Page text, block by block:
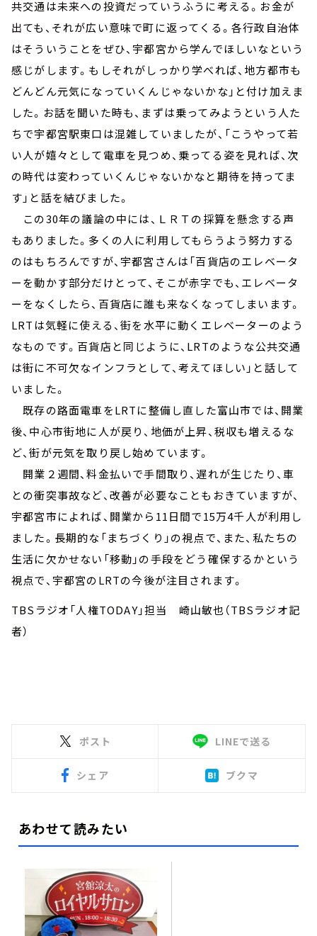
共交通は未来への投資だっていうふうに考える。お金が
出ても、それが広い意味で町に返ってくる。各行政自治体
はそういうことをぜひ、宇都宮から学んでほしいなという
感じがします。もしそれがしっかり学べれば、地方都市も
どんどん元気になっていくんじゃないかな」と付け加えま
した。お話を聞いた時も、まずは乗ってみようという人た
ちで宇都宮駅東口は混雑していましたが、「こうやって若
い人が嬉々として電車を見つめ、乗ってる姿を見れば、次
の時代は変わっていくんじゃないかなと期待を持ってま
す」と話を結びました。
この30年の議論の中には、ＬＲＴの採算を懸念する声
もありました。多くの人に利用してもらうよう努力する
のはもちろんですが、宇都宮さんは「百貨店のエレベータ
ーを動かす部分だけとって、そこが赤字でも、エレベータ
ーをなくしたら、百貨店に誰も来なくなってしまいます。
LRTは気軽に使える、街を水平に動くエレベーターのよう
なものです。百貨店と同じように、LRTのような公共交通
は街に不可欠なインフラとして、考えてほしい」と話して
いました。
既存の路面電車をLRTに整備し直した富山市では、開業
後、中心市街地に人が戻り、地価が上昇、税収も増えるな
ど、街が元気を取り戻し始めています。
開業２週間、料金払いで手間取り、遅れが生じたり、車
との衝突事故など、改善が必要なこともおきていますが、
宇都宮市によれば、開業から11日間で15万4千人が利用し
ました。長期的な「まちづくり」の視点で、また、私たちの
生活に欠かせない「移動」の手段をどう確保するかという
視点で、宇都宮のLRTの今後が注目されます。
TBSラジオ「人権TODAY」担当 崎山敏也（TBSラジオ記
者）
ポスト LINEで送る
シェア ブクマ
あわせて読みたい